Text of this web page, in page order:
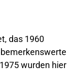
das 1960
wurden hier